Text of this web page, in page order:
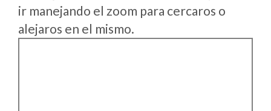
ir manejando el zoom para cercaros o
alejaros en el mismo.